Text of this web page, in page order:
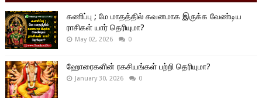
கணிப்பு ; மே மாதத்தில் கவனமாக இருக்க வேண்டிய
ராசிகள் யார் தெரியுமா?
May 02, 2026 0
ஹோரைகளின் ரகசியங்கள் பற்றி தெரியுமா?
January 30, 2026 0